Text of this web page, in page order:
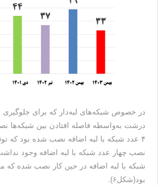
در خصوص شبکه‌های لبه‌دار که برای جلوگیری
درشت به‌واسطه فاصله افتادن بین شبکه‌ها
۴ عدد شبکه با لبه اضافه نصب شده بود که
بود(شکل۶).